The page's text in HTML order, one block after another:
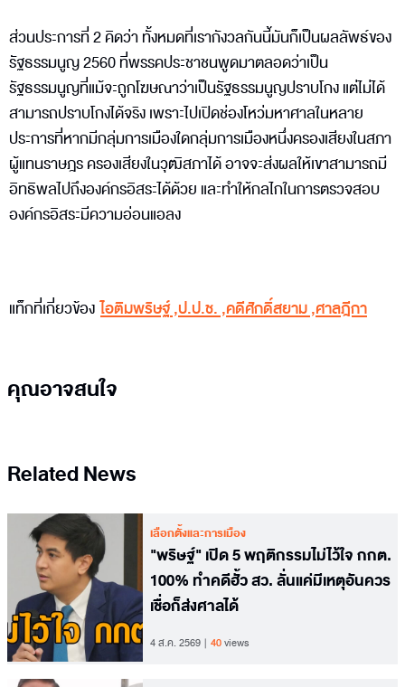
ส่วนประการที่ 2 คิดว่า ทั้งหมดที่เรากังวลกันนี้มันก็เป็นผลลัพธ์ของ
รัฐธรรมนูญ 2560 ที่พรรคประชาชนพูดมาตลอดว่าเป็น
รัฐธรรมนูญที่แม้จะถูกโฆษณาว่าเป็นรัฐธรรมนูญปราบโกง แต่ไม่ได้
สามารถปราบโกงได้จริง เพราะไปเปิดช่องโหว่มหาศาลในหลาย
ประการที่หากมีกลุ่มการเมืองใดกลุ่มการเมืองหนึ่งครองเสียงในสภา
ผู้แทนราษฎร ครองเสียงในวุฒิสภาได้ อาจจะส่งผลให้เขาสามารถมี
อิทธิพลไปถึงองค์กรอิสระได้ด้วย และทำให้กลไกในการตรวจสอบ
องค์กรอิสระมีความอ่อนแอลง
แท็กที่เกี่ยวข้องไอติมพริษฐ์,ป.ป.ช. ,คดีศักดิ์สยาม,ศาลฎีกา
คุณอาจสนใจ
Related News
เลือกตั้งและการเมือง
"พริษฐ์" เปิด 5 พฤติกรรมไม่ไว้ใจ กกต.
100% ทำคดีฮั้ว สว. ลั่นแค่มีเหตุอันควร
เชื่อก็ส่งศาลได้
4 ส.ค. 2569 40views